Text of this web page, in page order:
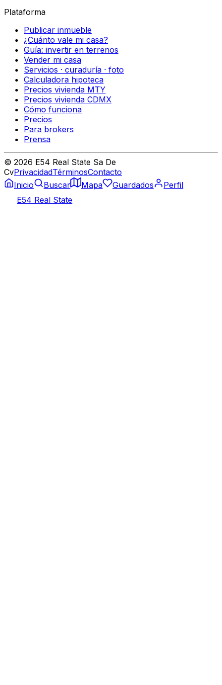
Plataforma
Publicar inmueble
¿Cuánto vale mi casa?
Guía: invertir en terrenos
Vender mi casa
Servicios · curaduría · foto
Calculadora hipoteca
Precios vivienda MTY
Precios vivienda CDMX
Cómo funciona
Precios
Para brokers
Prensa
© 2026 E54 Real State Sa De
CvPrivacidadTérminosContacto
Inicio
Buscar Mapa Guardados
Perfil
E54 Real State